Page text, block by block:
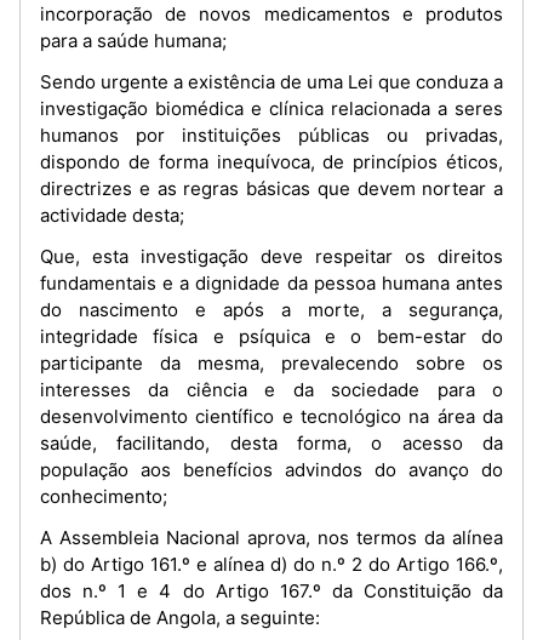
incorporação de novos medicamentos e produtos
para a saúde humana;
Sendo urgente a existência de uma Lei que conduza a
investigação biomédica e clínica relacionada a seres
humanos por instituições públicas ou privadas,
dispondo de forma inequívoca, de princípios éticos,
directrizes e as regras básicas que devem nortear a
actividade desta;
Que, esta investigação deve respeitar os direitos
fundamentais e a dignidade da pessoa humana antes
do nascimento e após a morte, a segurança,
integridade física e psíquica e o bem-estar do
participante da mesma, prevalecendo sobre os
interesses da ciência e da sociedade para o
desenvolvimento científico e tecnológico na área da
saúde, facilitando, desta forma, o acesso da
população aos benefícios advindos do avanço do
conhecimento;
A Assembleia Nacional aprova, nos termos da alínea
b) do Artigo 161.º e alínea d) do n.º 2 do Artigo 166.º,
dos n.º 1 e 4 do Artigo 167.º da Constituição da
República de Angola, a seguinte: